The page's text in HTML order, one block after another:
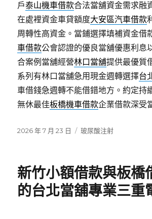
戶泰山機車借款合法當舖資金需求融
在處裡資金車貸額度大安區汽車借款
周轉性高資金。當鋪選擇填補資金借
車借款公會認證的優良當舖優惠利息
合案例當舖經營林口當舖提供最優質
系列有林口當舖急用現金週轉選擇台
車借錢急週轉不能借錯地方。約定持
無休最佳板橋機車借款企業借款深受
發
2026 年 7 月 23 日
分
玻尿酸注射
新竹小額借款與板橋
的台北當舖專業三重